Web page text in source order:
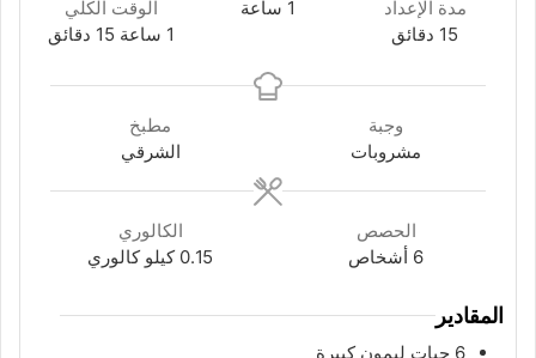
مدة الإعداد
15دقائق
دقائق
1 ساعة
ساعة
الوقت الكلي
1 ساعة
ساعة 15 دقائق
دقائق
وجبة
مشروبات
مطبخ
الشرقي
الحصص
6 أشخاص
الكالوري
0.15 كيلو كالوري
المقادير
6 حبات ليمون كبيرة